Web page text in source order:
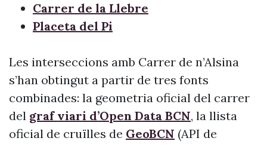
Carrer de la Llebre
Placeta del Pi
Les interseccions amb Carrer de n’Alsina
s’han obtingut a partir de tres fonts
combinades: la geometria oficial del carrer
del graf viari d’Open Data BCN, la llista
oficial de cruïlles de GeoBCN (API de